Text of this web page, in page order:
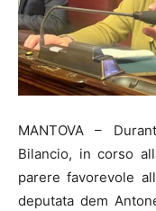
MANTOVA –
Bilancio, in corso
parere favorevole
deputata dem